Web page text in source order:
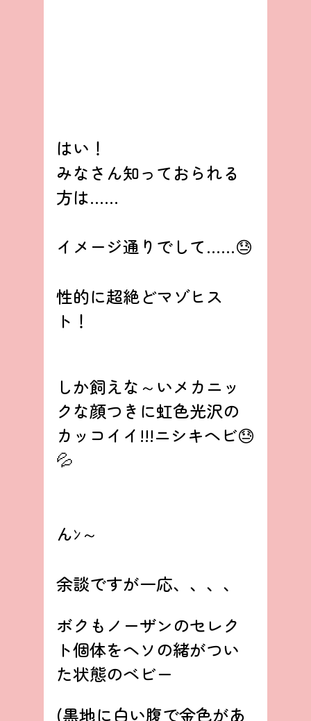
はい！
みなさん知っておられる
方は……
イメージ通りでして……😓
性的に超絶どマゾヒス
ト！
しか飼えな～いメカニッ
クな顔つきに虹色光沢の
カッコイイ!!!ニシキヘビ😓
💦
んﾝ～
余談ですが一応、、、、
ボクもノーザンのセレク
ト個体をヘソの緒がつい
た状態のベビー
(黒地に白い腹で金色があ